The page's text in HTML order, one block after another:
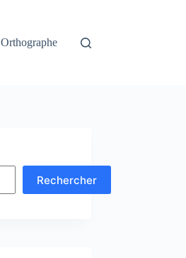
Orthographe
Rechercher